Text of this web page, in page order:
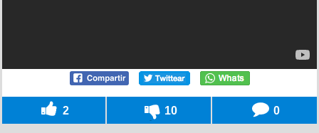
2 10 0